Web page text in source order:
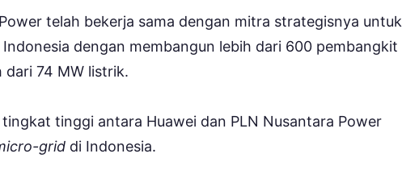
telah bekerja sama dengan mitra strategisnya untuk
dengan membangun lebih dari 600 pembangkit
dari 74 MW listrik.
tinggi antara Huawei dan PLN Nusantara Power
grid di Indonesia.